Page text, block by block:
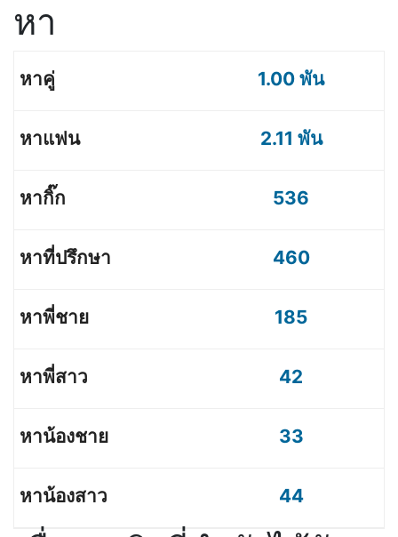
หา
1.00 พัน
2.11 พัน
536
460
185
42
33
44